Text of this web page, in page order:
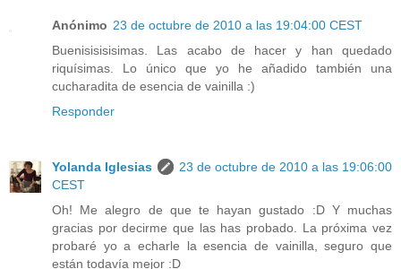
Anónimo 23 de octubre de 2010 a las 19:04:00 CEST
Buenisisisisimas. Las acabo de hacer y han quedado
riquísimas. Lo único que yo he añadido también una
cucharadita de esencia de vainilla :)
Responder
Yolanda Iglesias
23 de octubre de 2010 a las 19:06:00
CEST
Oh! Me alegro de que te hayan gustado :D Y muchas
gracias por decirme que las has probado. La próxima vez
probaré yo a echarle la esencia de vainilla, seguro que
están todavía mejor :D